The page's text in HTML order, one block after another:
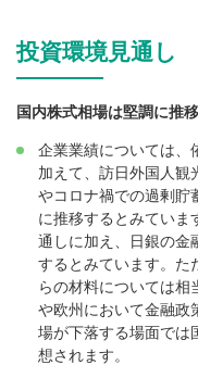
投資環境見通し
国内株式相場は堅調に推移
企業業績については、
加えて、訪日外国人観
やコロナ禍での過剰貯
に推移するとみていま
通しに加え、日銀の金
するとみています。た
らの材料については相
や欧州において金融政
場が下落する場面では
想されます。